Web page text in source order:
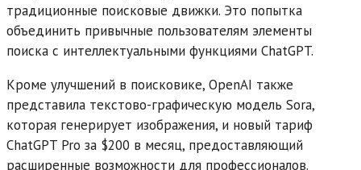
традиционные поисковые движки. Это попытка
объединить привычные пользователям элементы
поиска с интеллектуальными функциями ChatGPT.
Кроме улучшений в поисковике, OpenAI также
представила текстово-графическую модель Sora,
которая генерирует изображения, и новый тариф
ChatGPT Pro за $200 в месяц, предоставляющий
расширенные возможности для профессионалов.